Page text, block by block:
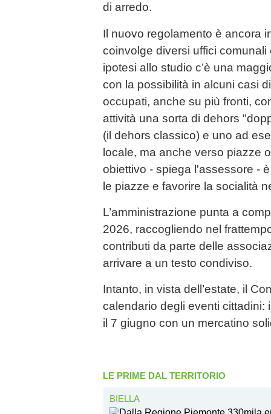
di arredo.
Il nuovo regolamento è ancora
coinvolge diversi uffici comunali
ipotesi allo studio c’è una
con la possibilità in alcuni casi
occupati, anche su più fronti,
attività una sorta di dehors
(il dehors classico) e uno ad
locale, ma anche verso piazze
obiettivo - spiega l'assessore -
le piazze e favorire la socialità
L’amministrazione punta a
2026, raccogliendo nel
contributi da parte delle
arrivare a un testo condiviso.
Intanto, in vista dell’estate, il
calendario degli eventi cittadini:
il 7 giugno con un mercatino
LE PRIME DAL TERRITORIO
BIELLA